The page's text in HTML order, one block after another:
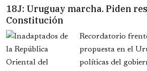
18J: Uruguay marcha. Piden
Constitución
Recordatorio
propuesta en el
políticas del